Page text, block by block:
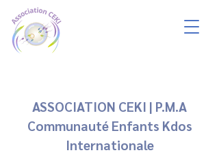
ASSOCIATION CEKI | P.M.A
Communauté Enfants Kdos
Internationale